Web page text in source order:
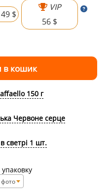
49 $
VIP
56 $
150 г
Червоне серце
светрі 1 шт.